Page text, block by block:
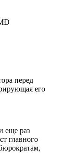
перед
его
еще раз
главного